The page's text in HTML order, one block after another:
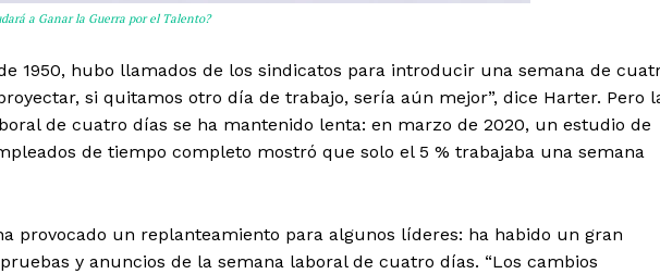
a Ganar la Guerra por el Talento?
1950, hubo llamados de los sindicatos para introducir una semana de
si quitamos otro día de trabajo, sería aún mejor”, dice Harter. Pero
de cuatro días se ha mantenido lenta: en marzo de 2020, un estudio de
de tiempo completo mostró que solo el 5 % trabajaba una semana
provocado un replanteamiento para algunos líderes: ha habido un gran
y anuncios de la semana laboral de cuatro días. “Los cambios